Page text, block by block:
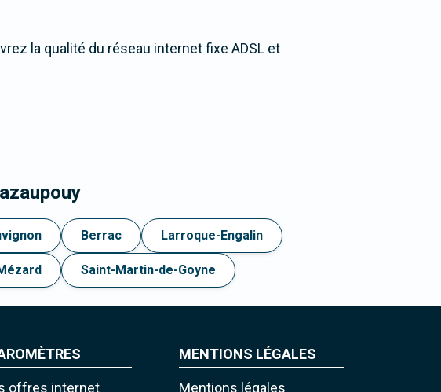
la qualité du réseau internet fixe ADSL et
Berrac Larroque-Engalin
Saint-Martin-de-Goyne
offres internet
MENTIONS LÉGALES
Mentions légales